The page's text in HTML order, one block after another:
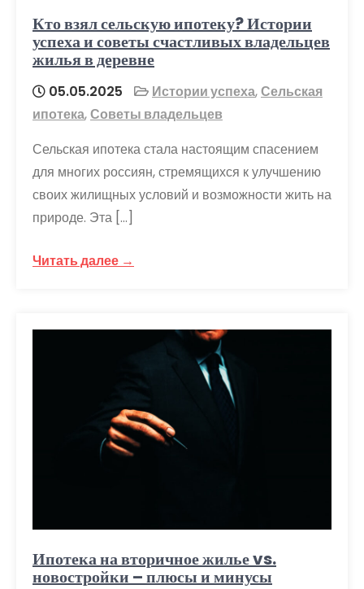
Кто взял сельскую ипотеку? Истории
успеха и советы счастливых владельцев
жилья в деревне
05.05.2025 Истории успеха,Сельская
ипотека,Советы владельцев
Сельская ипотека стала настоящим спасением
для многих россиян, стремящихся к улучшению
своих жилищных условий и возможности жить на
природе. Эта […]
Читать далее →
Ипотека на вторичное жилье vs.
новостройки – плюсы и минусы